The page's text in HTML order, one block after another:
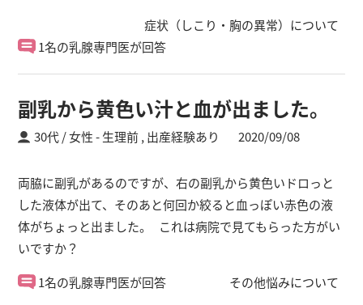
症状（しこり・胸の異常）について
1名の乳腺専門医が回答
副乳から黄色い汁と血が出ました。
30代 / 女性 生理前 , 出産経験あり 2020/09/08
両脇に副乳があるのですが、右の副乳から黄色いドロっと
した液体が出て、そのあと何回か絞ると血っぽい赤色の液
体がちょっと出ました。 これは病院で見てもらった方がい
いですか？
その他悩みについて
1名の乳腺専門医が回答